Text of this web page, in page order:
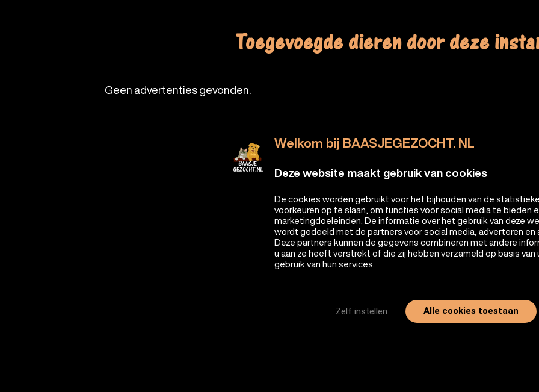
Welkom bij BAASJEGEZOCHT. NL
Deze website maakt gebruik van cookies
De cookies worden gebruikt voor het bijhouden van de
voorkeuren op te slaan, om functies voor social media te bieden
marketingdoeleinden. De informatie over het gebruik van deze
wordt gedeeld met de partners voor social media, adverteren en
Deze partners kunnen de gegevens combineren met andere
u aan ze heeft verstrekt of die zij hebben verzameld op basis van
gebruik van hun services.
Zelf instellen Alle cookies toestaan
Toegevoegde dieren door deze
Geen advertenties gevonden.